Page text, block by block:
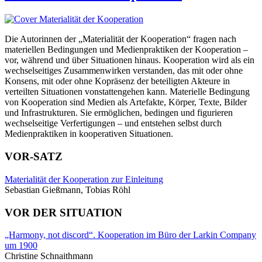
Die Autorinnen der „Materialität der Kooperation“ fragen nach
materiellen Bedingungen und Medienpraktiken der Kooperation –
vor, während und über Situationen hinaus. Kooperation wird als ein
wechselseitiges Zusammenwirken verstanden, das mit oder ohne
Konsens, mit oder ohne Kopräsenz der beteiligten Akteure in
verteilten Situationen vonstattengehen kann. Materielle Bedingung
von Kooperation sind Medien als Artefakte, Körper, Texte, Bilder
und Infrastrukturen. Sie ermöglichen, bedingen und figurieren
wechselseitige Verfertigungen – und entstehen selbst durch
Medienpraktiken in kooperativen Situationen.
VOR-SATZ
Materialität der Kooperation zur Einleitung
Sebastian Gießmann, Tobias Röhl
VOR DER SITUATION
„Harmony, not discord“. Kooperation im Büro der Larkin Company
um 1900
Christine Schnaithmann